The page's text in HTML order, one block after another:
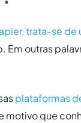
trata-se
Em outras
plataformas
motivo que